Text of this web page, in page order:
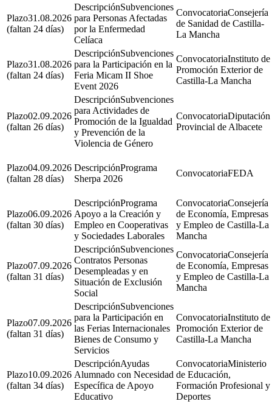
31.08.2026
(faltan 24 días)
Subvenciones
para Personas Afectadas
por la Enfermedad
Celíaca
Consejería
de Sanidad de Castilla-
La Mancha
31.08.2026
(faltan 24 días)
Subvenciones
para la Participación en la
Feria Micam II Shoe
Event 2026
Instituto de
Promoción Exterior de
Castilla-La Mancha
02.09.2026
(faltan 26 días)
Subvenciones
para Actividades de
Promoción de la Igualdad
y Prevención de la
Violencia de Género
Diputación
Provincial de Albacete
04.09.2026
(faltan 28 días)
Programa
Sherpa 2026
FEDA
06.09.2026
(faltan 30 días)
Programa
Apoyo a la Creación y
Empleo en Cooperativas
y Sociedades Laborales
Consejería
de Economía, Empresas
y Empleo de Castilla-La
Mancha
07.09.2026
(faltan 31 días)
Subvenciones
Contratos Personas
Desempleadas y en
Situación de Exclusión
Social
Consejería
de Economía, Empresas
y Empleo de Castilla-La
Mancha
07.09.2026
(faltan 31 días)
Subvenciones
para la Participación en
las Ferias Internacionales
Bienes de Consumo y
Servicios
Instituto de
Promoción Exterior de
Castilla-La Mancha
10.09.2026
(faltan 34 días)
Ayudas
Alumnado con Necesidad
Específica de Apoyo
Educativo
Ministerio
de Educación,
Formación Profesional y
Deportes